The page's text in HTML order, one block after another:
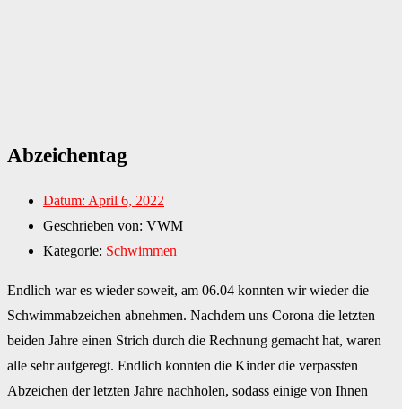
Abzeichentag
Datum: April 6, 2022
Geschrieben von: VWM
Kategorie: Schwimmen
Endlich war es wieder soweit, am 06.04 konnten wir wieder die
Schwimmabzeichen abnehmen. Nachdem uns Corona die letzten
beiden Jahre einen Strich durch die Rechnung gemacht hat, waren
alle sehr aufgeregt. Endlich konnten die Kinder die verpassten
Abzeichen der letzten Jahre nachholen, sodass einige von Ihnen